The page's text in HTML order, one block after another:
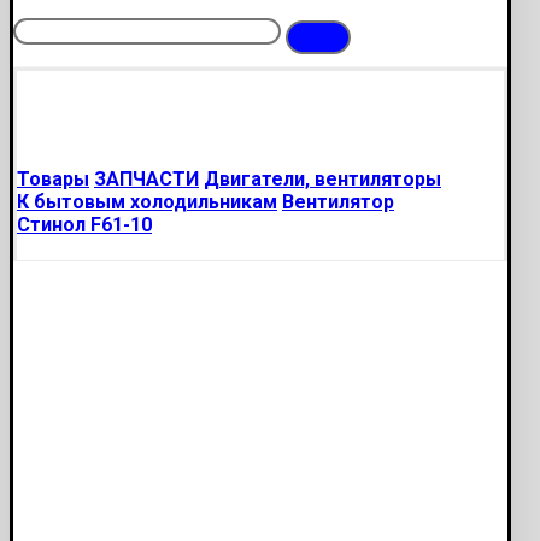
Товары ЗАПЧАСТИ Двигатели, вентиляторы
К бытовым холодильникам Вентилятор
Стинол F61-10